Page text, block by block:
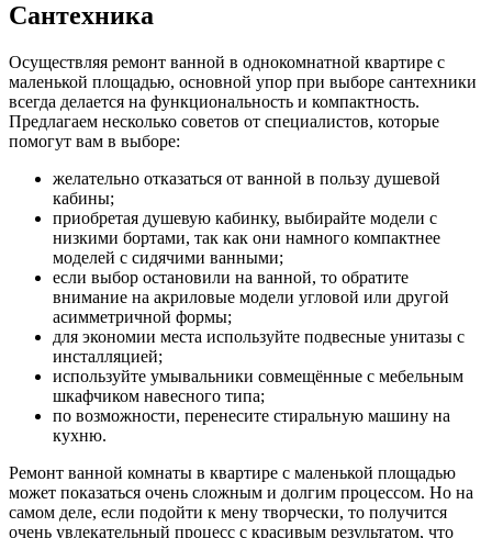
Сантехника
Осуществляя ремонт ванной в однокомнатной квартире с
маленькой площадью, основной упор при выборе сантехники
всегда делается на функциональность и компактность.
Предлагаем несколько советов от специалистов, которые
помогут вам в выборе:
желательно отказаться от ванной в пользу душевой
кабины;
приобретая душевую кабинку, выбирайте модели с
низкими бортами, так как они намного компактнее
моделей с сидячими ванными;
если выбор остановили на ванной, то обратите
внимание на акриловые модели угловой или другой
асимметричной формы;
для экономии места используйте подвесные унитазы с
инсталляцией;
используйте умывальники совмещённые с мебельным
шкафчиком навесного типа;
по возможности, перенесите стиральную машину на
кухню.
Ремонт ванной комнаты в квартире с маленькой площадью
может показаться очень сложным и долгим процессом. Но на
самом деле, если подойти к мену творчески, то получится
очень увлекательный процесс с красивым результатом, что